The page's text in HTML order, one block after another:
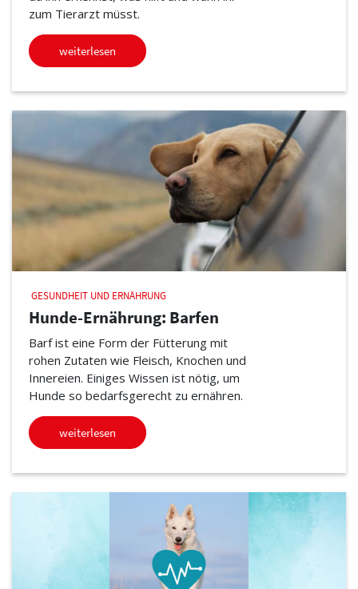
zum Tierarzt müsst.
weiterlesen
GESUNDHEIT UND ERNÄHRUNG
Hunde-Ernährung: Barfen
Barf ist eine Form der Fütterung mit
rohen Zutaten wie Fleisch, Knochen und
Innereien. Einiges Wissen ist nötig, um
Hunde so bedarfsgerecht zu ernähren.
weiterlesen